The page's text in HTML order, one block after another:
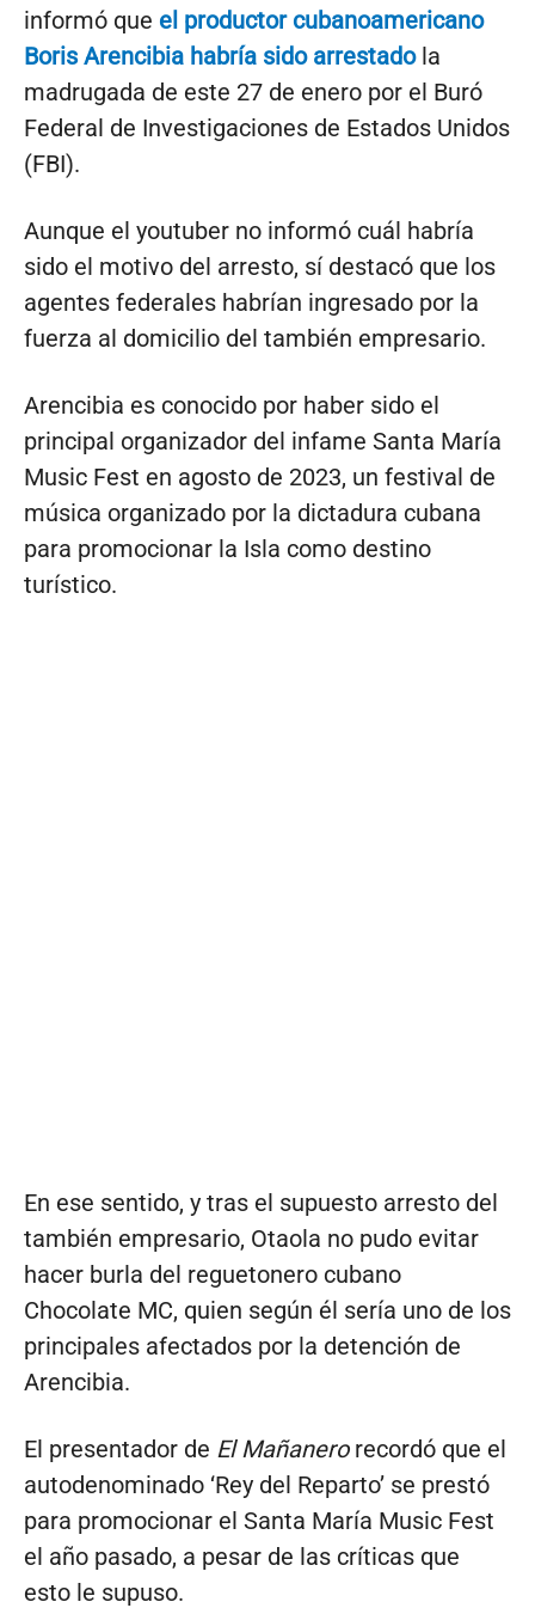
informó que el productor cubanoamericano
Boris Arencibia habría sido arrestadola
madrugada de este 27 de enero por el Buró
Federal de Investigaciones de Estados Unidos
(FBI).
Aunque el youtuber no informó cuál habría
sido el motivo del arresto, sí destacó que los
agentes federales habrían ingresado por la
fuerza al domicilio del también empresario.
Arencibia es conocido por haber sido el
principal organizador del infame Santa María
Music Fest en agosto de 2023, un festival de
música organizado por la dictadura cubana
para promocionar la Isla como destino
turístico.
En ese sentido, y tras el supuesto arresto del
también empresario, Otaola no pudo evitar
hacer burla del reguetonero cubano
Chocolate MC, quien según él sería uno de los
principales afectados por la detención de
Arencibia.
El presentador de El Mañanerorecordó que el
autodenominado ‘Rey del Reparto’ se prestó
para promocionar el Santa María Music Fest
el año pasado, a pesar de las críticas que
esto le supuso.